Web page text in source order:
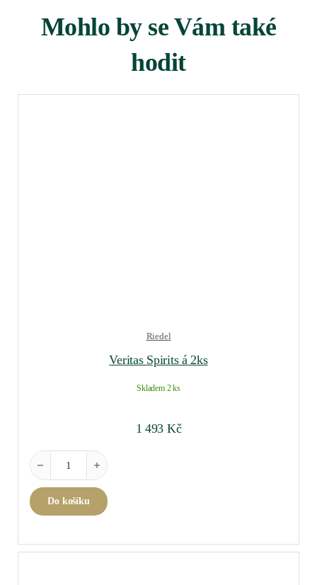
Mohlo by se Vám také
hodit
Riedel
Veritas Spirits á 2ks
Skladem 2 ks
1 493 Kč
Veritas Spirits á 2ks množství
Do košíku